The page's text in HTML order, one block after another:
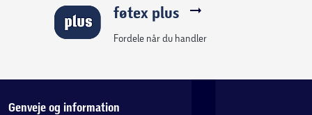
føtex plus
Fordele når du handler
Genveje og information